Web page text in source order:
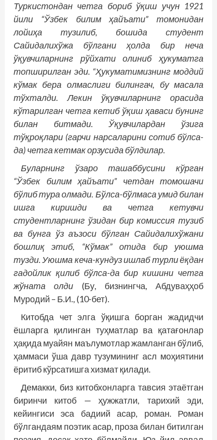
Туркистондан четга бориб ўқиш учун 1921
йили “Ўзбек билим ҳайъати” томонидан
лойиҳа тузилиб, бошида студент
Сайидалихўжа бўлгани ҳолда бир неча
ўқувчиларнинг рўйхати олиниб ҳукуматга
топширилган эди. “Ҳукуматимизнинг моддий
кўмак бера олмаслиги билингач, бу масала
тўхталди. Лекин ўқувчиларнинг орасида
кўтарилган четга кетиб ўқиш ҳаваси бунинг
билан битмади. Ўқувчилардан ўзига
тўқроқлари (гарчи нарсаларини сотиб бўлса-
да) четга кетмак орзусида бўлдилар.
Буларнинг ўзаро ташаббусини кўрган
“Ўзбек билим ҳайъати” четдан томошачи
бўлиб тура олмади. Бўлса-бўлмаса умид билан
ишга киришди ва четга кетувчи
студентларнинг ўзидан бир комиссия тузиб
ва бунга ўз аъзоси бўлган Сайидалихўжани
бошлиқ этиб, “Кўмак” отида бир уюшма
тузди. Уюшма кеча-кундуз ишлаб турли ёқдан
гадойлик қилиб бўлса-да бир кишини четга
жўната олди (Бу, бизнингча, Абдуваҳҳоб
Муродий – Б.И., (10-бет).
Китобда чет элга ўқишга борган жадидчи
ёшларга қилинган туҳматлар ва қатағонлар
ҳақида муайян маълумотлар жамланган бўлиб,
ҳаммаси ўша давр тузумининг асл моҳиятини
ёритиб кўрсатишга хизмат қилади.
Демакки, биз китобхонларга тавсия этаётган
биринчи китоб — ҳужжатли, тарихий эди,
кейингиси эса бадиий асар, роман. Роман
бўлгандаям поэтик асар, проза билан битилган